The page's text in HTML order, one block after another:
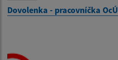
Dovolenka - pracovníčka OcÚ